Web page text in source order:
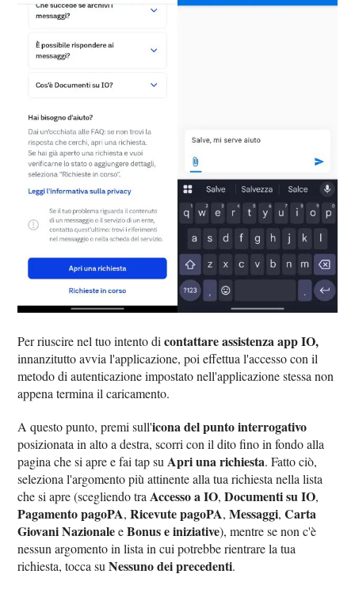
Per riuscire nel tuo intento dicontattare assistenza app IO,
innanzitutto avvia l'applicazione, poi effettua l'accesso con il
metodo di autenticazione impostato nell'applicazione stessa non
appena termina il caricamento.
A questo punto, premi sull'icona del punto interrogativo
posizionata in alto a destra, scorri con il dito fino in fondo alla
pagina che si apre e fai tap su Apri una richiesta. Fatto ciò,
seleziona l'argomento più attinente alla tua richiesta nella lista
che si apre (scegliendo tra Accesso a IO,Documenti su IO,
Pagamento pagoPA,Ricevute pagoPA,Messaggi,Carta
Giovani NazionaleeBonus e iniziative), mentre se non c'è
nessun argomento in lista in cui potrebbe rientrare la tua
richiesta, tocca suNessuno dei precedenti.